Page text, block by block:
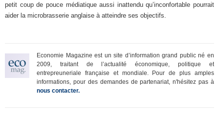
petit coup de pouce médiatique aussi inattendu qu’inconfortable pourrait
aider la microbrasserie anglaise à atteindre ses objectifs.
Economie Magazine est un site d’information grand public né en
2009, traitant de l’actualité économique, politique et
entrepreuneriale française et mondiale. Pour de plus amples
informations, pour des demandes de partenariat, n'hésitez pas à
nous contacter.